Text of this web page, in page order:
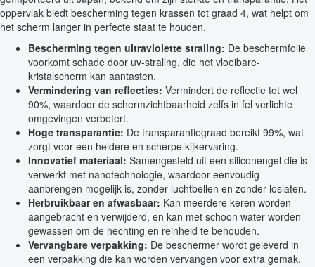
oppervlak biedt bescherming tegen krassen tot graad 4, wat helpt om
het scherm langer in perfecte staat te houden.
Bescherming tegen ultraviolette straling: De beschermfolie
voorkomt schade door uv-straling, die het vloeibare-
kristalscherm kan aantasten.
Vermindering van reflecties: Vermindert de reflectie tot wel
90%, waardoor de schermzichtbaarheid zelfs in fel verlichte
omgevingen verbetert.
Hoge transparantie: De transparantiegraad bereikt 99%, wat
zorgt voor een heldere en scherpe kijkervaring.
Innovatief materiaal: Samengesteld uit een siliconengel die is
verwerkt met nanotechnologie, waardoor eenvoudig
aanbrengen mogelijk is, zonder luchtbellen en zonder loslaten.
Herbruikbaar en afwasbaar: Kan meerdere keren worden
aangebracht en verwijderd, en kan met schoon water worden
gewassen om de hechting en reinheid te behouden.
Vervangbare verpakking: De beschermer wordt geleverd in
een verpakking die kan worden vervangen voor extra gemak.